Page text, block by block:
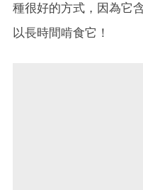
種很好的方式，因為它
以長時間啃食它！